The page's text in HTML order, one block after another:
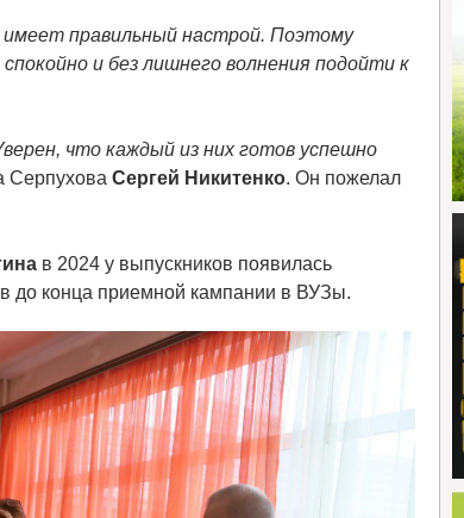
имеет правильный настрой. Поэтому
и без лишнего волнения подойти к
что каждый из них готов успешно
Серпухова Сергей Никитенко. Он пожелал
в 2024 у выпускников появилась
до конца приемной кампании в ВУЗы.